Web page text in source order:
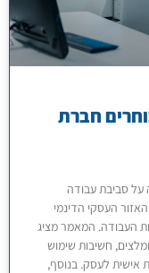
חברת
על סביבת עבודה
העסקי הדינמי
העבודה. המאמר מציג
חשיבות שימוש
אישית לעסק. בנוסף,